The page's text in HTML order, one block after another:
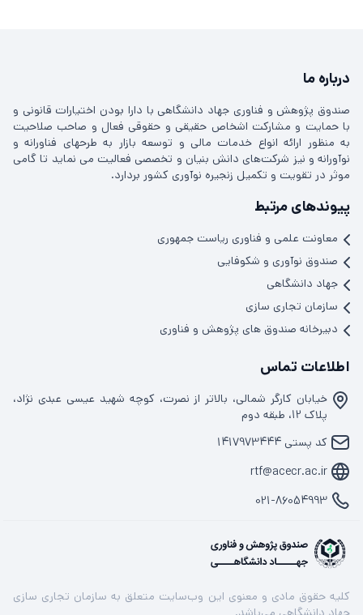
درباره ما
صندوق پژوهش و فناوری جهاد دانشگاهی با دارا بودن اختیارات قانونی و
با حمایت و مشارکت اشخاص حقیقی و حقوقی فعال و صاحب صلاحیت
به منظور ارائه انواع خدمات مالی و توسعه بازار به طرحهای فناورانه و
نوآورانه و نیز شرکت‌های دانش بنیان و تخصصی فعالیت می نماید تا گامی
موثر در تقویت و تکمیل زنجیره نوآوری کشور بردارد.
پیوندهای مرتبط
معاونت علمی و فناوری ریاست جمهوری
صندوق نوآوری و شکوفایی
جهاد دانشگاهی
سازمان تجاری سازی
دبیرخانه صندوق های پژوهش و فناوری
اطلاعات تماس
خیابان کارگر شمالی، بالاتر از نصرت، کوچه شهید عیسی عبدی نژاد،
پلاک 12، طبقه دوم
کد پستی 1417973444
rtf@acecr.ac.ir
021-86054993
كليه حقوق مادی و معنوی اين وب‌سایت متعلق به سازمان تجاری سازی